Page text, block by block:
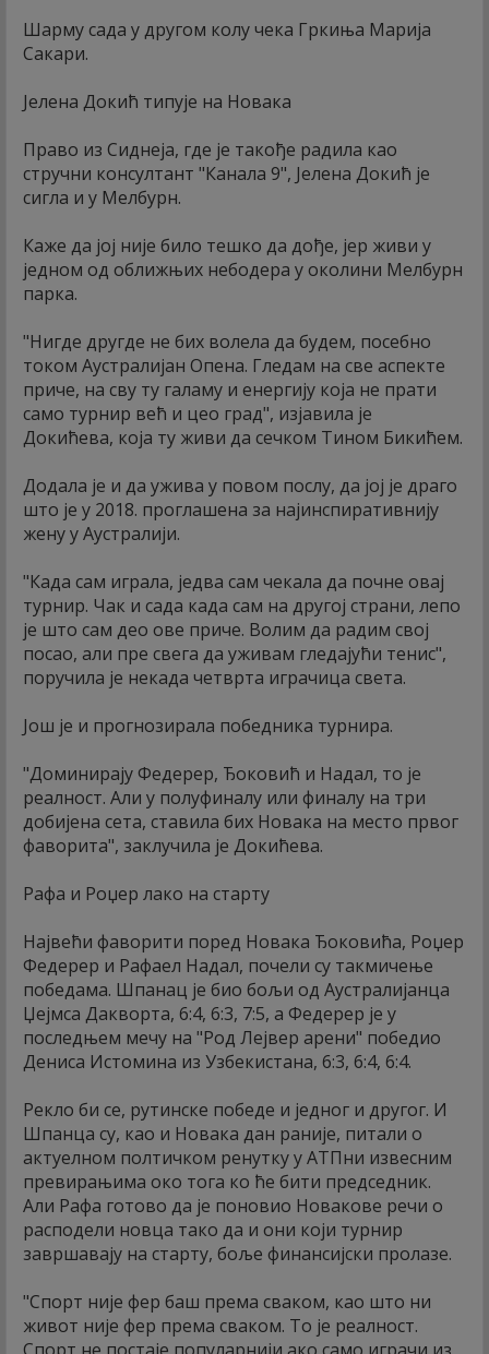
Шарму сада у другом колу чека Гркиња Марија
Сакари.
Јелена Докић типује на Новака
Право из Сиднеја, где је такође радила као
стручни консултант "Канала 9", Јелена Докић је
сигла и у Мелбурн.
Каже да јој није било тешко да дође, јер живи у
једном од оближњих небодера у околини Мелбурн
парка.
"Нигде другде не бих волела да будем, посебно
током Аустралијан Опена. Гледам на све аспекте
приче, на сву ту галаму и енергију која не прати
само турнир већ и цео град", изјавила је
Докићева, која ту живи да сечком Тином Бикићем.
Додала је и да ужива у повом послу, да јој је драго
што је у 2018. проглашена за најинспиративнију
жену у Аустралији.
"Када сам играла, једва сам чекала да почне овај
турнир. Чак и сада када сам на другој страни, лепо
је што сам део ове приче. Волим да радим свој
посао, али пре свега да уживам гледајући тенис",
поручила је некада четврта играчица света.
Још је и прогнозирала победника турнира.
"Доминирају Федерер, Ђоковић и Надал, то је
реалност. Али у полуфиналу или финалу на три
добијена сета, ставила бих Новака на место првог
фаворита", заклучила је Докићева.
Рафа и Роџер лако на старту
Највећи фаворити поред Новака Ђоковића, Роџер
Федерер и Рафаел Надал, почели су такмичење
победама. Шпанац је био бољи од Аустралијанца
Џејмса Дакворта, 6:4, 6:3, 7:5, а Федерер је у
последњем мечу на "Род Лејвер арени" победио
Дениса Истомина из Узбекистана, 6:3, 6:4, 6:4.
Рекло би се, рутинске победе и једног и другог. И
Шпанца су, као и Новака дан раније, питали о
актуелном полтичком ренутку у АТПни извесним
превирањима око тога ко ће бити председник.
Али Рафа готово да је поновио Новакове речи о
расподели новца тако да и они који турнир
завршавају на старту, боље финансијски пролазе.
"Спорт није фер баш према сваком, као што ни
живот није фер према сваком. То је реалност.
Спорт не постаје популарнији ако само играчи из